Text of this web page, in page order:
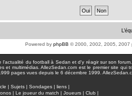
Powered by phpBB © 2000, 2002, 2005, 2007
du football à Sedan et d'y réagir sur son
et multimédias. AllezSedan.com est le premier site
pages vues depuis le 6 décembre 1999.
| Sujets | Sondages | liens |
| Le joueur du match | Joueurs | Club |